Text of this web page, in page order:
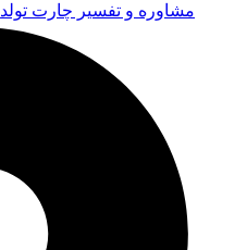
مشاوره و تفسیر چارت تولد